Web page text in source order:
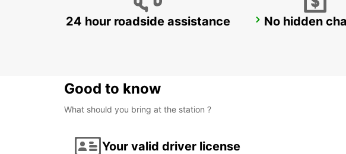
AUSTIN AIRPORT
24 hour roadside assistance No hidden
Good to know
What should you bring at the station ?
Your valid driver license